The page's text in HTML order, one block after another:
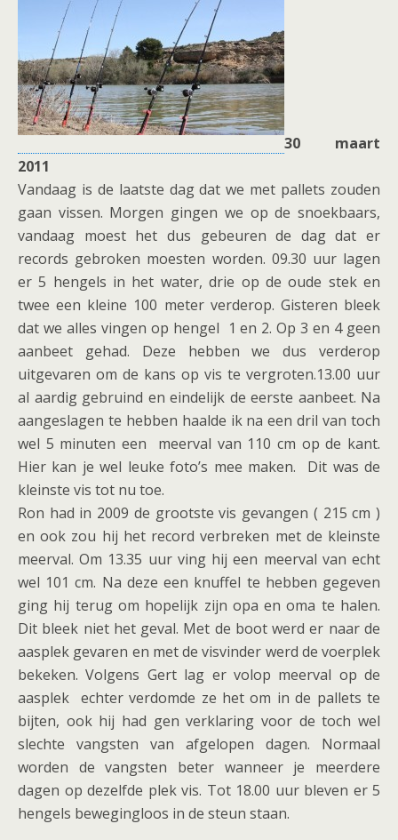
30 maart
2011
Vandaag is de laatste dag dat we met pallets zouden
gaan vissen. Morgen gingen we op de snoekbaars,
vandaag moest het dus gebeuren de dag dat er
records gebroken moesten worden. 09.30 uur lagen
er 5 hengels in het water, drie op de oude stek en
twee een kleine 100 meter verderop. Gisteren bleek
dat we alles vingen op hengel 1 en 2. Op 3 en 4 geen
aanbeet gehad. Deze hebben we dus verderop
uitgevaren om de kans op vis te vergroten.13.00 uur
al aardig gebruind en eindelijk de eerste aanbeet. Na
aangeslagen te hebben haalde ik na een dril van toch
wel 5 minuten een meerval van 110 cm op de kant.
Hier kan je wel leuke foto’s mee maken. Dit was de
kleinste vis tot nu toe.
Ron had in 2009 de grootste vis gevangen ( 215 cm )
en ook zou hij het record verbreken met de kleinste
meerval. Om 13.35 uur ving hij een meerval van echt
wel 101 cm. Na deze een knuffel te hebben gegeven
ging hij terug om hopelijk zijn opa en oma te halen.
Dit bleek niet het geval. Met de boot werd er naar de
aasplek gevaren en met de visvinder werd de voerplek
bekeken. Volgens Gert lag er volop meerval op de
aasplek echter verdomde ze het om in de pallets te
bijten, ook hij had gen verklaring voor de toch wel
slechte vangsten van afgelopen dagen. Normaal
worden de vangsten beter wanneer je meerdere
dagen op dezelfde plek vis. Tot 18.00 uur bleven er 5
hengels bewegingloos in de steun staan.